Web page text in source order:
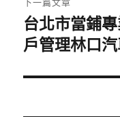
下
一
文
台北市當鋪
戶管理林口